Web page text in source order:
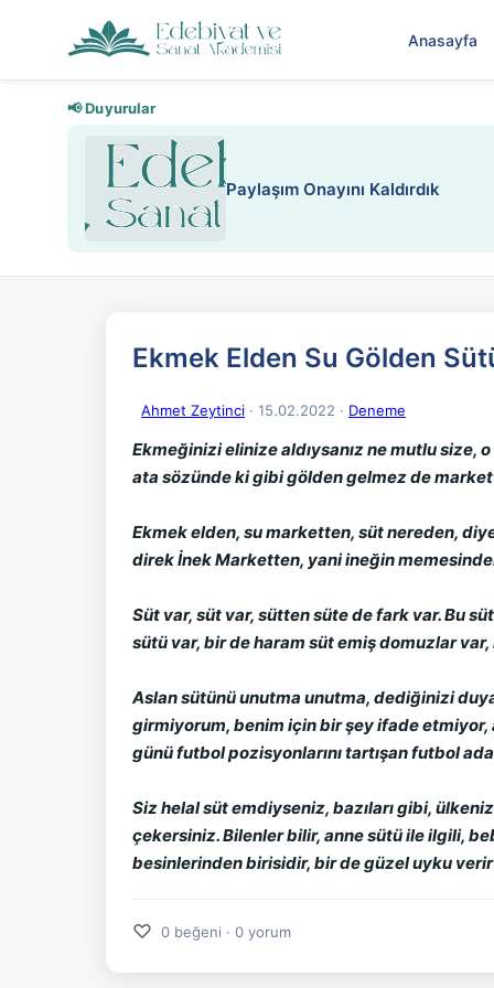
Anasayfa
📢 Duyurular
Paylaşım Onayını Kaldırdık
Ekmek Elden Su Gölden
Ahmet Zeytinci · 15.02.2022 · Deneme
Ekmeğinizi elinize aldıysanız ne mutlu size,
ata sözünde ki gibi gölden gelmez de
Ekmek elden, su marketten, süt nereden,
direk İnek Marketten, yani ineğin
Süt var, süt var, sütten süte de fark var. Bu
sütü var, bir de haram süt emiş domuzlar var,
Aslan sütünü unutma unutma, dediğinizi
girmiyorum, benim için bir şey ifade etmiyor,
günü futbol pozisyonlarını tartışan futbol
Siz helal süt emdiyseniz, bazıları gibi,
çekersiniz. Bilenler bilir, anne sütü ile ilgili,
besinlerinden birisidir, bir de güzel uyku verir
♡ 0 beğeni · 0 yorum